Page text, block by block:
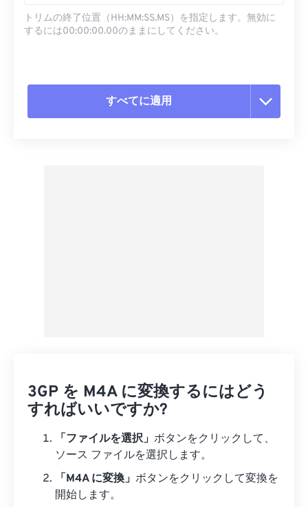
トリムの終了位置（HH:MM:SS.MS）を指定します。無効に
するには00:00:00.00のままにしてください。
すべてに適用
3GP を M4A に変換するにはどう
すればいいですか?
「ファイルを選択」 ボタンをクリックして、
ソース ファイルを選択します。
「M4A に変換」 ボタンをクリックして変換を
開始します。